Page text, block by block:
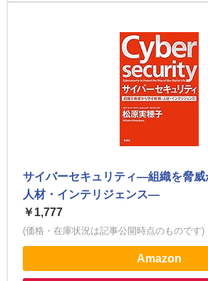
サイバーセキュリティ―組織を脅威
人材・インテリジェンス―
￥1,777
(価格・在庫状況は記事公開時点のものです)
Amazon